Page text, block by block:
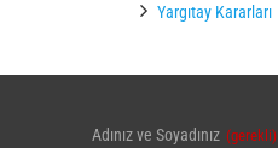
Yargıtay Kararları
Adınız ve Soyadınız (gerekli)